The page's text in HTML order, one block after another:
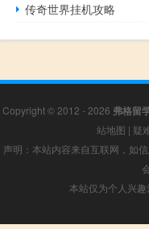
传奇世界挂机攻略
Copyright © 2012 - 2026 弗格留
站地图 | 疑
声明：本站内容来自互联网，如
本站仅为个人兴